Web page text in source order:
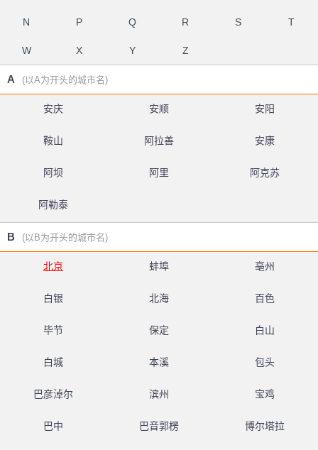
N P Q R S T
W X Y Z
A (以A为开头的城市名)
安庆 安顺 安阳
鞍山 阿拉善 安康
阿坝 阿里 阿克苏
阿勒泰
B (以B为开头的城市名)
北京 蚌埠 亳州
白银 北海 百色
毕节 保定 白山
白城 本溪 包头
巴彦淖尔 滨州 宝鸡
巴中 巴音郭楞 博尔塔拉